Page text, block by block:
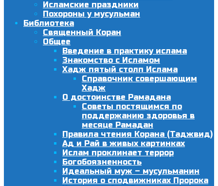
Исламские праздники
Похороны у мусульман
Библиотека
Священный Коран
Общее
Введение в практику ислама
Знакомство с Исламом
Хадж пятый столп Ислама
Справочник совершающим
Хадж
О достоинстве Рамадана
Советы постящимся по
поддержанию здоровья в
месяце Рамадан
Правила чтения Корана (Таджвид)
Ад и Рай в живых картинках
Ислам проклинает террор
Богобоязненность
Идеальный муж – мусульманин
История о сподвижниках Пророка